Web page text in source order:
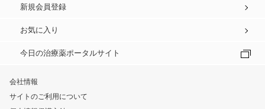
新規会員登録
お気に入り
今日の治療薬ポータルサイト
会社情報
サイトのご利用について